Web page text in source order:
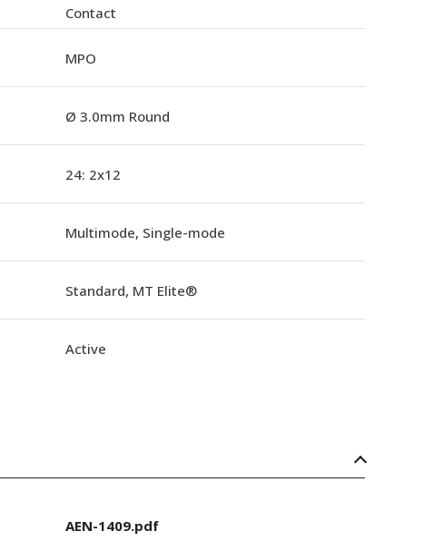
Contact
MPO
Ø 3.0mm Round
24: 2x12
Multimode, Single-mode
Standard, MT Elite®
Active
AEN-1409.pdf